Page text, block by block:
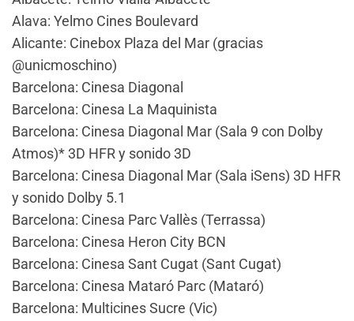
Alava: Yelmo Cines Boulevard
Alicante: Cinebox Plaza del Mar (gracias
@unicmoschino)
Barcelona: Cinesa Diagonal
Barcelona: Cinesa La Maquinista
Barcelona: Cinesa Diagonal Mar (Sala 9 con Dolby
Atmos)* 3D HFR y sonido 3D
Barcelona: Cinesa Diagonal Mar (Sala iSens) 3D HFR
y sonido Dolby 5.1
Barcelona: Cinesa Parc Vallès (Terrassa)
Barcelona: Cinesa Heron City BCN
Barcelona: Cinesa Sant Cugat (Sant Cugat)
Barcelona: Cinesa Mataró Parc (Mataró)
Barcelona: Multicines Sucre (Vic)